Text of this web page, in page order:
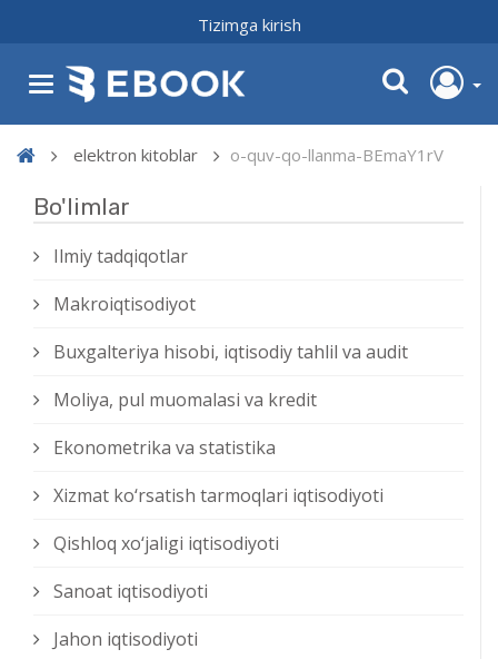
Tizimga kirish
elektron kitoblar o-quv-qo-llanma-BEmaY1rV
Bo'limlar
Ilmiy tadqiqotlar
Makroiqtisodiyot
Buxgalteriya hisobi, iqtisodiy tahlil va audit
Moliya, pul muomalasi va kredit
Ekonometrika va statistika
Xizmat kо‘rsatish tarmoqlari iqtisodiyoti
Qishloq xо‘jaligi iqtisodiyoti
Sanoat iqtisodiyoti
Jahon iqtisodiyoti